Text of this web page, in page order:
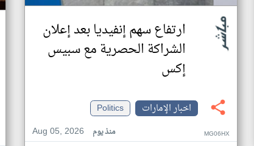
ارتفاع سهم إنفيديا بعد إعلان
الشراكة الحصرية مع سبيس
إكس
اخبار الإمارات
Politics
Aug 05, 2026
منذ يوم MG06HX